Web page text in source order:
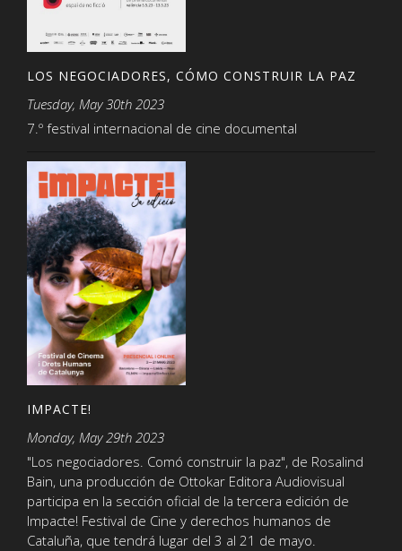
LOS NEGOCIADORES, CÓMO CONSTRUIR LA PAZ
Tuesday, May 30th 2023
7.º festival internacional de cine documental
IMPACTE!
Monday, May 29th 2023
"Los negociadores. Comó construir la paz", de Rosalind
Bain, una producción de Ottokar Editora Audiovisual
participa en la sección oficial de la tercera edición de
Impacte! Festival de Cine y derechos humanos de
Cataluña, que tendrá lugar del 3 al 21 de mayo.